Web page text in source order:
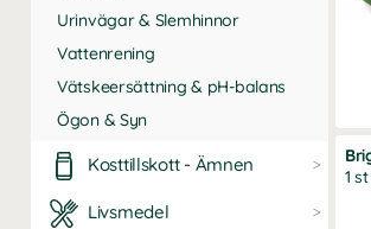
Urinvägar & Slemhinnor
Vattenrening
Vätskeersättning & pH-balans
Ögon & Syn
Kosttillskott - Ämnen
Livsmedel
1 st